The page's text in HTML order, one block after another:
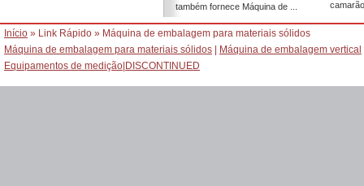
também fornece Máquina de ...
Início » Link Rápido » Máquina de embalagem para materiais sólidos
Máquina de embalagem para materiais sólidos
Máquina de embalagem vertical
Equipamentos de medição DISCONTINUED